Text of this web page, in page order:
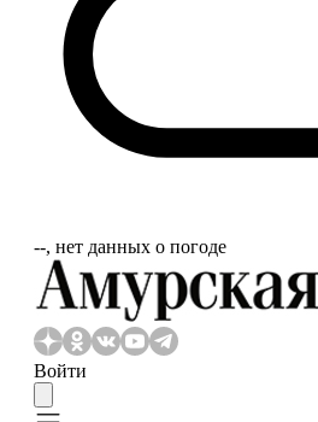
‐‐, нет данных о погоде
Войти